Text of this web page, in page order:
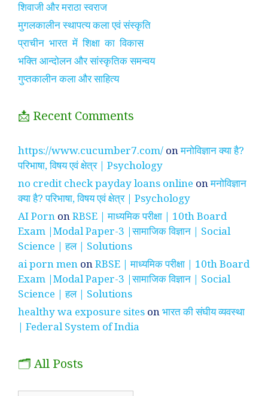
शिवाजी और मराठा स्वराज
मुगलकालीन स्थापत्य कला एवं संस्कृति
प्राचीन भारत में शिक्षा का विकास
भक्ति आन्दोलन और सांस्कृतिक समन्वय
गुप्तकालीन कला और साहित्य
📩 Recent Comments
https://www.cucumber7.com/ onमनोविज्ञान क्या है?
परिभाषा, विषय एवं क्षेत्र | Psychology
no credit check payday loans online onमनोविज्ञान
क्या है? परिभाषा, विषय एवं क्षेत्र | Psychology
AI Porn onRBSE | माध्यमिक परीक्षा | 10th Board
Exam |Modal Paper-3 |सामाजिक विज्ञान | Social
Science | हल | Solutions
ai porn men onRBSE | माध्यमिक परीक्षा | 10th Board
Exam |Modal Paper-3 |सामाजिक विज्ञान | Social
Science | हल | Solutions
healthy wa exposure sites onभारत की संघीय व्यवस्था
| Federal System of India
🗂️ All Posts